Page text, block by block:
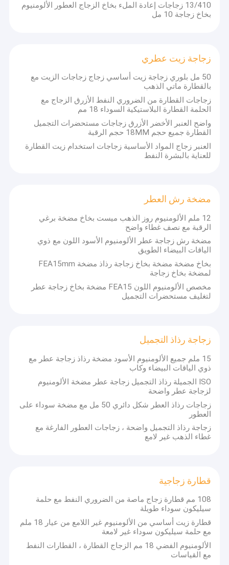
13/410 زجاجات إعادة الملء بخاخ الزجاج العطور الألومنيوم
بخاخ زجاجة 10 مل
زجاجة زيت عطري
50 مل بلوري زجاجة زيت أساسي زجاج زجاجات الزيت مع
بالقطارة ماتي الذهب
زجاجات القطارة من الضروري النفط الأزرق الزجاج مع
الحلمة القطارة البلاستيكية السوداء 18 مم
واضح العنبر الأخضر الأزرق زجاجات مستحضرات التجميل
القطارة جميع حجم 18MM حجم الرقبة
العنبر زجاج المواد الأساسية زجاجات استخدام زيت القطارة
للعناية بالبشرة النفط
مضخة رش العطر
12 ملم الألومنيوم روز الذهب ميست بخاخ مضخة برغي
الرقبة مع نصف غطاء واضح
مضخة رش زجاجة عطر الألومنيوم الأسود اللون مع ذوي
الياقات البيضاء الطويق
بخاخ مضخة مضخة بخاخ زجاجة رذاذ مضخة FEA15mm
لمضخة بخاخ زجاجة
مخصص الألومنيوم اللون FEA15 مضخة بخاخ زجاجة عطر
لتغليف مستحضرات التجميل
زجاجة رذاذ التجميل
15 ملم جميع الألومنيوم الأسود مضخة رذاذ زجاجة عطر مع
ذوي الياقات البيضاء وكاب
ISO الجميلة رذاذ التجميل زجاجة عطر مضخة الألومنيوم
لزجاجة عطر واضحة
زجاجات رذاذ العطر شكل دائري 50 مل مع مضخة سوداء على
العطور
زجاجة رذاذ التجميل واضحة ، زجاجات العطور الفارغة مع
غطاء الذهب غير لامع
قطارة زجاجية
108 مم قطارة زجاج ماصة من الضروري النفط مع حلمة
سيليكون سوداء طويلة
قطارة زيت أساسي من الألومنيوم غير اللامع من عيار 18 ملم
مع حلمة سيليكون سوداء غير لامعة
الألومنيوم الفضي 18 مم الزجاج القطارة ، القطارات النفط
مع القياسات